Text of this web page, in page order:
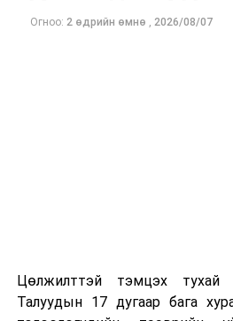
хуралдаан өндөрлөлөө.
Огноо: 2 өдрийн өмнө , 2026/08/07
Цөлжилттэй тэмцэх
Талуудын 17 дугаар бага